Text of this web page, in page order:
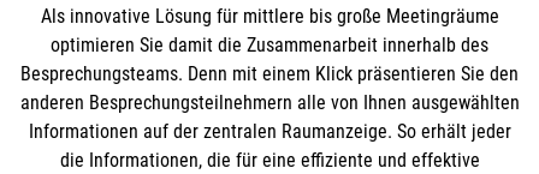
Als innovative Lösung für mittlere bis große Meetingräume
optimieren Sie damit die Zusammenarbeit innerhalb des
Besprechungsteams. Denn mit einem Klick präsentieren Sie den
anderen Besprechungsteilnehmern alle von Ihnen ausgewählten
Informationen auf der zentralen Raumanzeige. So erhält jeder
die Informationen, die für eine effiziente und effektive